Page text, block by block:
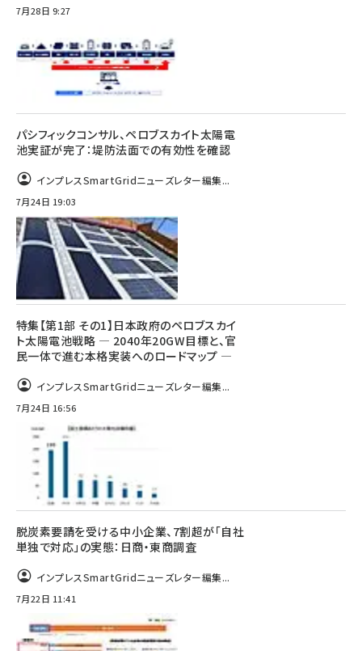
7月28日 9:27
パシフィックコンサル、ペロブスカイト太陽電
池実証が完了：堤防法面での有効性を確認
インプレスSmartGridニューズレター編集...
7月24日 19:03
特集【第1部 その1】日本政府のペロブスカイ
ト太陽電池戦略 ― 2040年20GW目標と、官
民一体で進む本格実装へのロードマップ ―
インプレスSmartGridニューズレター編集...
7月24日 16:56
脱炭素要請を受ける中小企業、7割超が「自社
単独で対応」の実態：日商・東商調査
インプレスSmartGridニューズレター編集...
7月22日 11:41